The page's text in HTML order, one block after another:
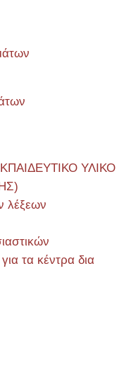
ΥΛΙΚΟ
λέξεων
τα κέντρα δια